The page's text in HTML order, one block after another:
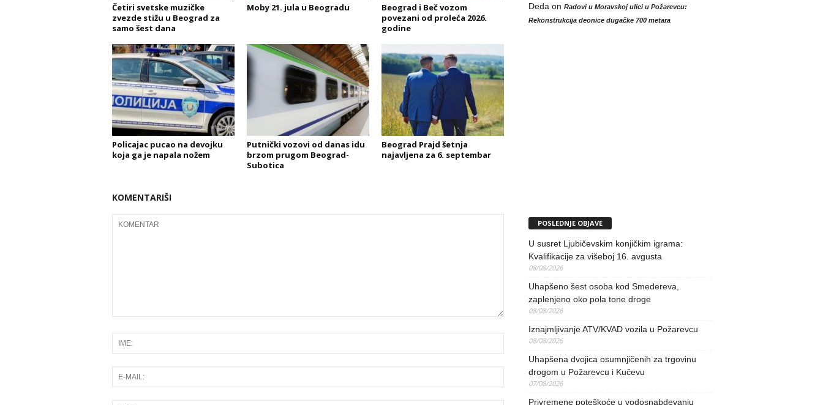
Četiri svetske muzičke
zvezde stižu u Beograd za
samo šest dana
Moby 21. jula u Beogradu
Beograd i Beč vozom
povezani od proleća 2026.
godine
Policajac pucao na devojku
koja ga je napala nožem
Putnički vozovi od danas idu
brzom prugom Beograd-
Subotica
Beograd Prajd šetnja
najavljena za 6. septembar
KOMENTARIŠI
Deda on Radovi u Moravskoj ulici u Požarevcu:
Rekonstrukcija deonice dugačke 700 metara
POSLEDNJE OBJAVE
U susret Ljubičevskim konjičkim igrama:
Kvalifikacije za višeboj 16. avgusta
08/08/2026
Uhapšeno šest osoba kod Smedereva,
zaplenjeno oko pola tone droge
08/08/2026
Iznajmljivanje ATV/KVAD vozila u Požarevcu
08/08/2026
Uhapšena dvojica osumnjičenih za trgovinu
drogom u Požarevcu i Kučevu
07/08/2026
Privremene poteškoće u vodosnabdevanju